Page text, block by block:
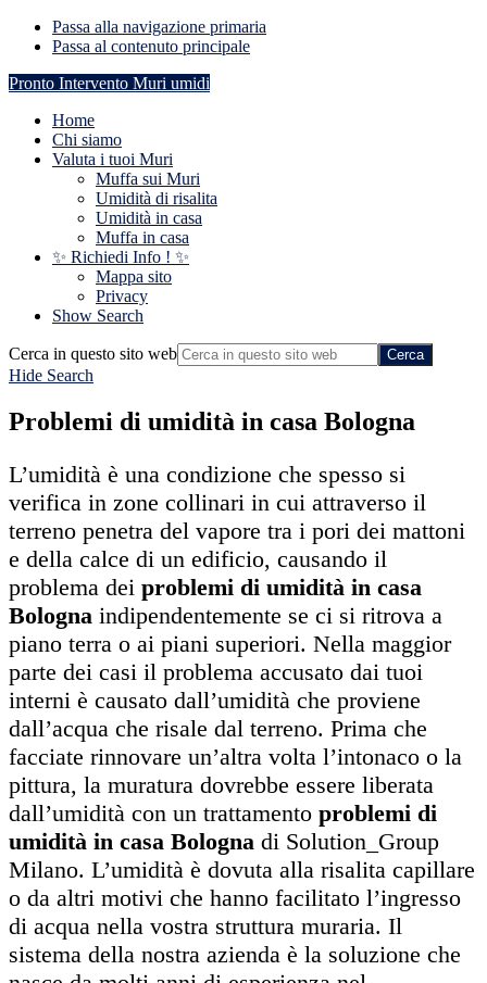
Passa alla navigazione primaria
Passa al contenuto principale
Pronto Intervento Muri umidi
Home
Chi siamo
Valuta i tuoi Muri
Muffa sui Muri
Umidità di risalita
Umidità in casa
Muffa in casa
✨ Richiedi Info ! ✨
Mappa sito
Privacy
Show Search
Cerca in questo sito web
Hide Search
Problemi di umidità in casa Bologna
L’umidità è una condizione che spesso si
verifica in zone collinari in cui attraverso il
terreno penetra del vapore tra i pori dei mattoni
e della calce di un edificio, causando il
problema dei problemi di umidità in casa
Bologna indipendentemente se ci si ritrova a
piano terra o ai piani superiori. Nella maggior
parte dei casi il problema accusato dai tuoi
interni è causato dall’umidità che proviene
dall’acqua che risale dal terreno. Prima che
facciate rinnovare un’altra volta l’intonaco o la
pittura, la muratura dovrebbe essere liberata
dall’umidità con un trattamento problemi di
umidità in casa Bologna di Solution_Group
Milano. L’umidità è dovuta alla risalita capillare
o da altri motivi che hanno facilitato l’ingresso
di acqua nella vostra struttura muraria. Il
sistema della nostra azienda è la soluzione che